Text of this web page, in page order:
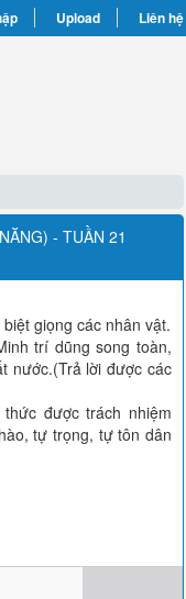
Upload Liên hệ
- TUẦN 21
giọng các nhân vật.
trí dũng song toàn,
nước.(Trả lời được các
được trách nhiệm
tự trọng, tự tôn dân